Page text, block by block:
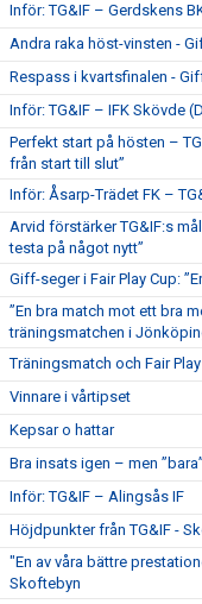
Inför: TG&IF – Gerdskens
Andra raka höst-vinsten -
Respass i kvartsfinalen -
Inför: TG&IF – IFK Skövde
Perfekt start på hösten –
från start till slut”
Inför: Åsarp-Trädet FK –
Arvid förstärker TG&IF:s
testa på något nytt”
Giff-seger i Fair Play Cup:
”En bra match mot ett bra
träningsmatchen i
Träningsmatch och Fair
Vinnare i vårtipset
Kepsar o hattar
Bra insats igen – men
Inför: TG&IF – Alingsås IF
Höjdpunkter från TG&IF -
"En av våra bättre
Skoftebyn